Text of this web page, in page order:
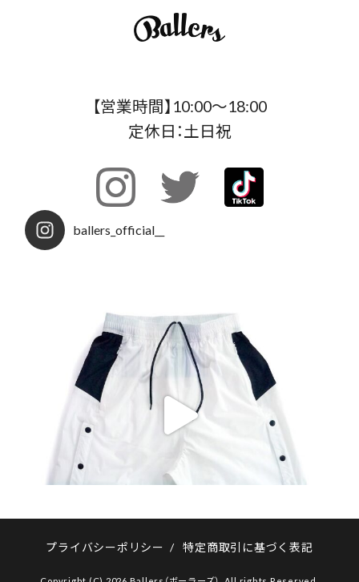
【営業時間】10:00〜18:00
定休日：土日祝
ballers_official__
プライバシーポリシー / 特定商取引に基づく表記